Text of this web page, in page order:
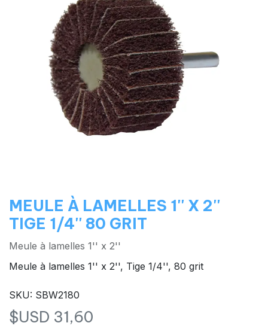
MEULE À LAMELLES 1'' X 2''
TIGE 1/4'' 80 GRIT
Meule à lamelles 1'' x 2''
Meule à lamelles 1'' x 2'', Tige 1/4'', 80 grit
SKU: SBW2180
$USD 31,60